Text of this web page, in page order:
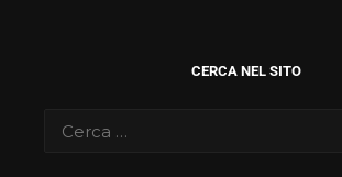
CERCA NEL SITO